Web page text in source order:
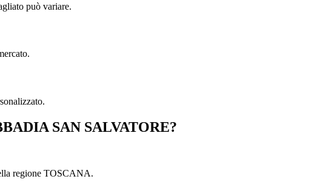
può variare.
SAN SALVATORE?
regione TOSCANA.